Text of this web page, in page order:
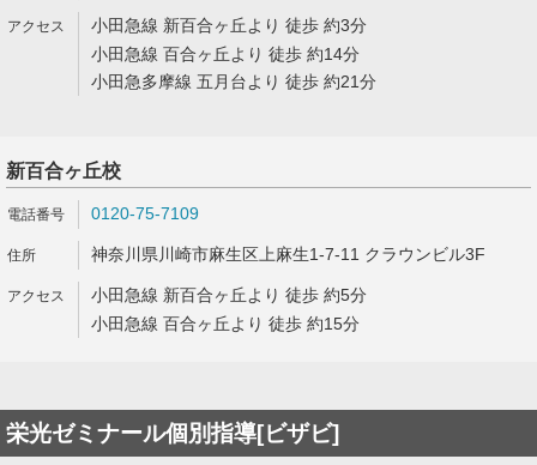
小田急線 新百合ヶ丘より 徒歩 約3分
小田急線 百合ヶ丘より 徒歩 約14分
小田急多摩線 五月台より 徒歩 約21分
新百合ヶ丘校
0120-75-7109
神奈川県川崎市麻生区上麻生1-7-11 クラウンビル3F
小田急線 新百合ヶ丘より 徒歩 約5分
小田急線 百合ヶ丘より 徒歩 約15分
栄光ゼミナール個別指導[ビザビ]